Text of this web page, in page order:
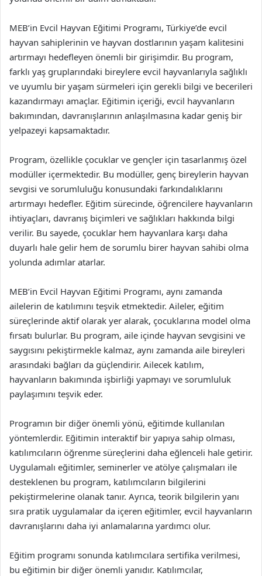
MEB’in Evcil Hayvan Eğitimi Programı, Türkiye’de evcil
hayvan sahiplerinin ve hayvan dostlarının yaşam kalitesini
artırmayı hedefleyen önemli bir girişimdir. Bu program,
farklı yaş gruplarındaki bireylere evcil hayvanlarıyla sağlıklı
ve uyumlu bir yaşam sürmeleri için gerekli bilgi ve becerileri
kazandırmayı amaçlar. Eğitimin içeriği, evcil hayvanların
bakımından, davranışlarının anlaşılmasına kadar geniş bir
yelpazeyi kapsamaktadır.
Program, özellikle çocuklar ve gençler için tasarlanmış özel
modüller içermektedir. Bu modüller, genç bireylerin hayvan
sevgisi ve sorumluluğu konusundaki farkındalıklarını
artırmayı hedefler. Eğitim sürecinde, öğrencilere hayvanların
ihtiyaçları, davranış biçimleri ve sağlıkları hakkında bilgi
verilir. Bu sayede, çocuklar hem hayvanlara karşı daha
duyarlı hale gelir hem de sorumlu birer hayvan sahibi olma
yolunda adımlar atarlar.
MEB’in Evcil Hayvan Eğitimi Programı, aynı zamanda
ailelerin de katılımını teşvik etmektedir. Aileler, eğitim
süreçlerinde aktif olarak yer alarak, çocuklarına model olma
fırsatı bulurlar. Bu program, aile içinde hayvan sevgisini ve
saygısını pekiştirmekle kalmaz, aynı zamanda aile bireyleri
arasındaki bağları da güçlendirir. Ailecek katılım,
hayvanların bakımında işbirliği yapmayı ve sorumluluk
paylaşımını teşvik eder.
Programın bir diğer önemli yönü, eğitimde kullanılan
yöntemlerdir. Eğitimin interaktif bir yapıya sahip olması,
katılımcıların öğrenme süreçlerini daha eğlenceli hale getirir.
Uygulamalı eğitimler, seminerler ve atölye çalışmaları ile
desteklenen bu program, katılımcıların bilgilerini
pekiştirmelerine olanak tanır. Ayrıca, teorik bilgilerin yanı
sıra pratik uygulamalar da içeren eğitimler, evcil hayvanların
davranışlarını daha iyi anlamalarına yardımcı olur.
Eğitim programı sonunda katılımcılara sertifika verilmesi,
bu eğitimin bir diğer önemli yanıdır. Katılımcılar,